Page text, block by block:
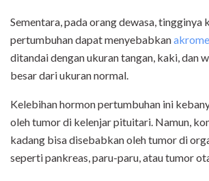
Sementara, pada orang dewasa, tingginya
pertumbuhan dapat menyebabkan
ditandai dengan ukuran tangan, kaki, dan
besar dari ukuran normal.
Kelebihan hormon pertumbuhan ini
oleh tumor di kelenjar pituitari. Namun,
kadang bisa disebabkan oleh tumor di
seperti pankreas, paru-paru, atau tumor